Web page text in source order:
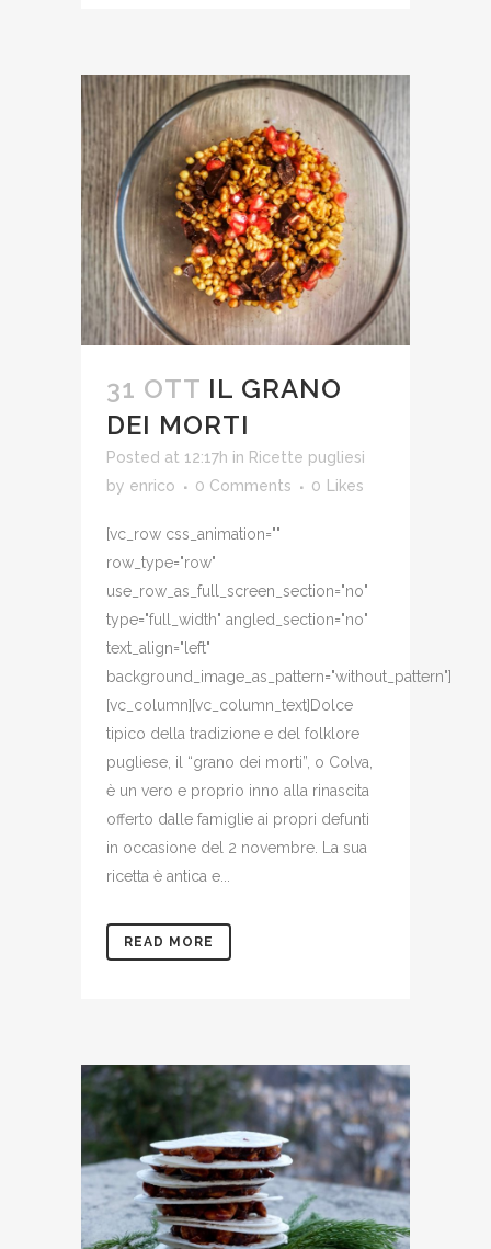
31 OTT IL GRANO
DEI MORTI
Posted at 12:17h in Ricette pugliesi
by enrico 0 Comments 0 Likes
[vc_row css_animation=""
row_type="row"
use_row_as_full_screen_section="no"
type="full_width" angled_section="no"
text_align="left"
background_image_as_pattern="without_pattern"]
[vc_column][vc_column_text]Dolce
tipico della tradizione e del folklore
pugliese, il “grano dei morti”, o Colva,
è un vero e proprio inno alla rinascita
offerto dalle famiglie ai propri defunti
in occasione del 2 novembre. La sua
ricetta è antica e...
READ MORE